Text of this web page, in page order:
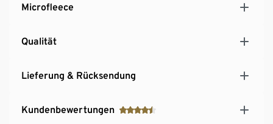
Microfleece
Qualität
Lieferung & Rücksendung
Kundenbewertungen